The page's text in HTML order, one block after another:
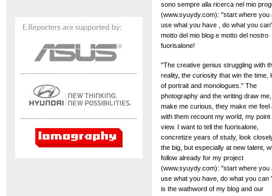
sono sempre alla ricerca nel mio
(www.syuydy.com): "start where you
use what you have , do what you
motto del mio blog e motto del nostro
fuorisalone!
"The creative genius struggling with
reality, the curiosity that win the time,
of portrait and monologues." The
photography and the writing draw
make me curious, they make me feel
with them recount my world, my point
view. I want to tell the fuorisalone,
concretize years of study, look
the big, but especially at new talent,
follow already for my project
(www.syuydy.com): "start where you
use what you have, do what you can
is the wathword of my blog and our